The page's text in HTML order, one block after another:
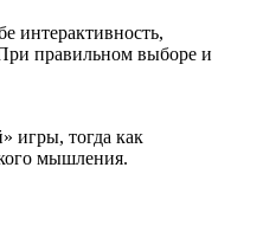
интерактивность,
правильном выборе и
игры, тогда как
мышления.